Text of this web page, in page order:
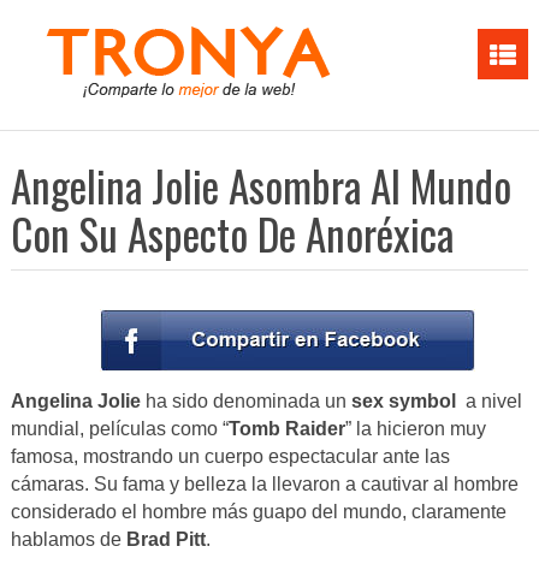
Angelina Jolie Asombra Al Mundo
Con Su Aspecto De Anoréxica
Angelina Jolieha sido denominada un sex symbol
a nivel
mundial, películas como “Tomb Raider” la hicieron muy
famosa, mostrando un cuerpo espectacular ante las
cámaras. Su fama y belleza la llevaron a cautivar al hombre
considerado el hombre más guapo del mundo, claramente
hablamos de Brad Pitt.